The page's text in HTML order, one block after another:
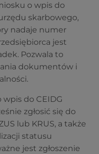
o wpis do
skarbowego,
nadaje numer
jest
Pozwala to
dokumentów i
wpis do CEIDG
zgłosić się do
lub KRUS, a także
statusu
jest zgłoszenie